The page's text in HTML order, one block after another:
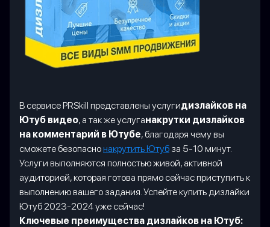
В сервисе PRSkill представлены услугидизлайков на
Ютуб видео, а так же услуганакрутки дизлайков
на комментарий в Ютубе, благодаря чему вы
сможете безопасно накрутить Ютуб за 5-10 минут.
Услуги выполняются полностью живой, активной
аудиторией, которая готова прямо сейчас приступить к
выполнению вашего задания. Успейте купить дизлайки
Ютуб 2023-2024 уже сейчас!
Ключевые преимущества дизлайков на Ютуб: